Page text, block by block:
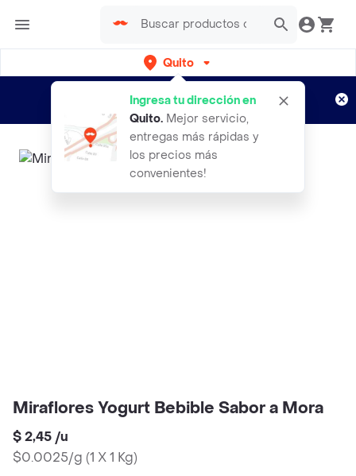
Quito
Ingresa tu dirección en
Quito. Mejor servicio,
entregas más rápidas y
los precios más
convenientes!
envíos gratis por semanas
Aplican TyC
Miraflores Yogurt Bebible Sabor a Mora
$ 2,45 /u
$0.0025/g (1 X 1 Kg)